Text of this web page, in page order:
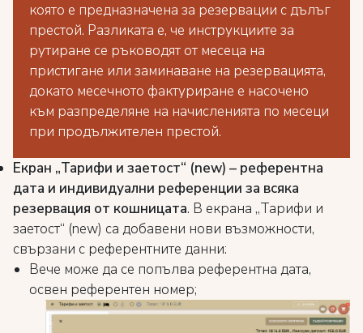
която е предназначена за резервации с дълъг
престой. Разликата е, че инструкциите за
рутиране се ръководят от месеца на
пристигане или заминаване на резервацията,
докато месечното фактуриране е насочено
към разпределяне на начисленията по месеци
при продължителен престой.
Екран „Тарифи и заетост“ (new) – референтна
дата и индивидуални референции за всяка
резервация от кошницата. В екрана „Тарифи и
заетост“ (new) са добавени нови възможности,
свързани с референтните данни:
Вече може да се попълва референтна дата,
освен референтен номер;